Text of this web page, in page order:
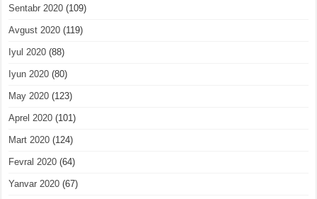
Sentabr 2020 (109)
Avgust 2020 (119)
Iyul 2020 (88)
Iyun 2020 (80)
May 2020 (123)
Aprel 2020 (101)
Mart 2020 (124)
Fevral 2020 (64)
Yanvar 2020 (67)